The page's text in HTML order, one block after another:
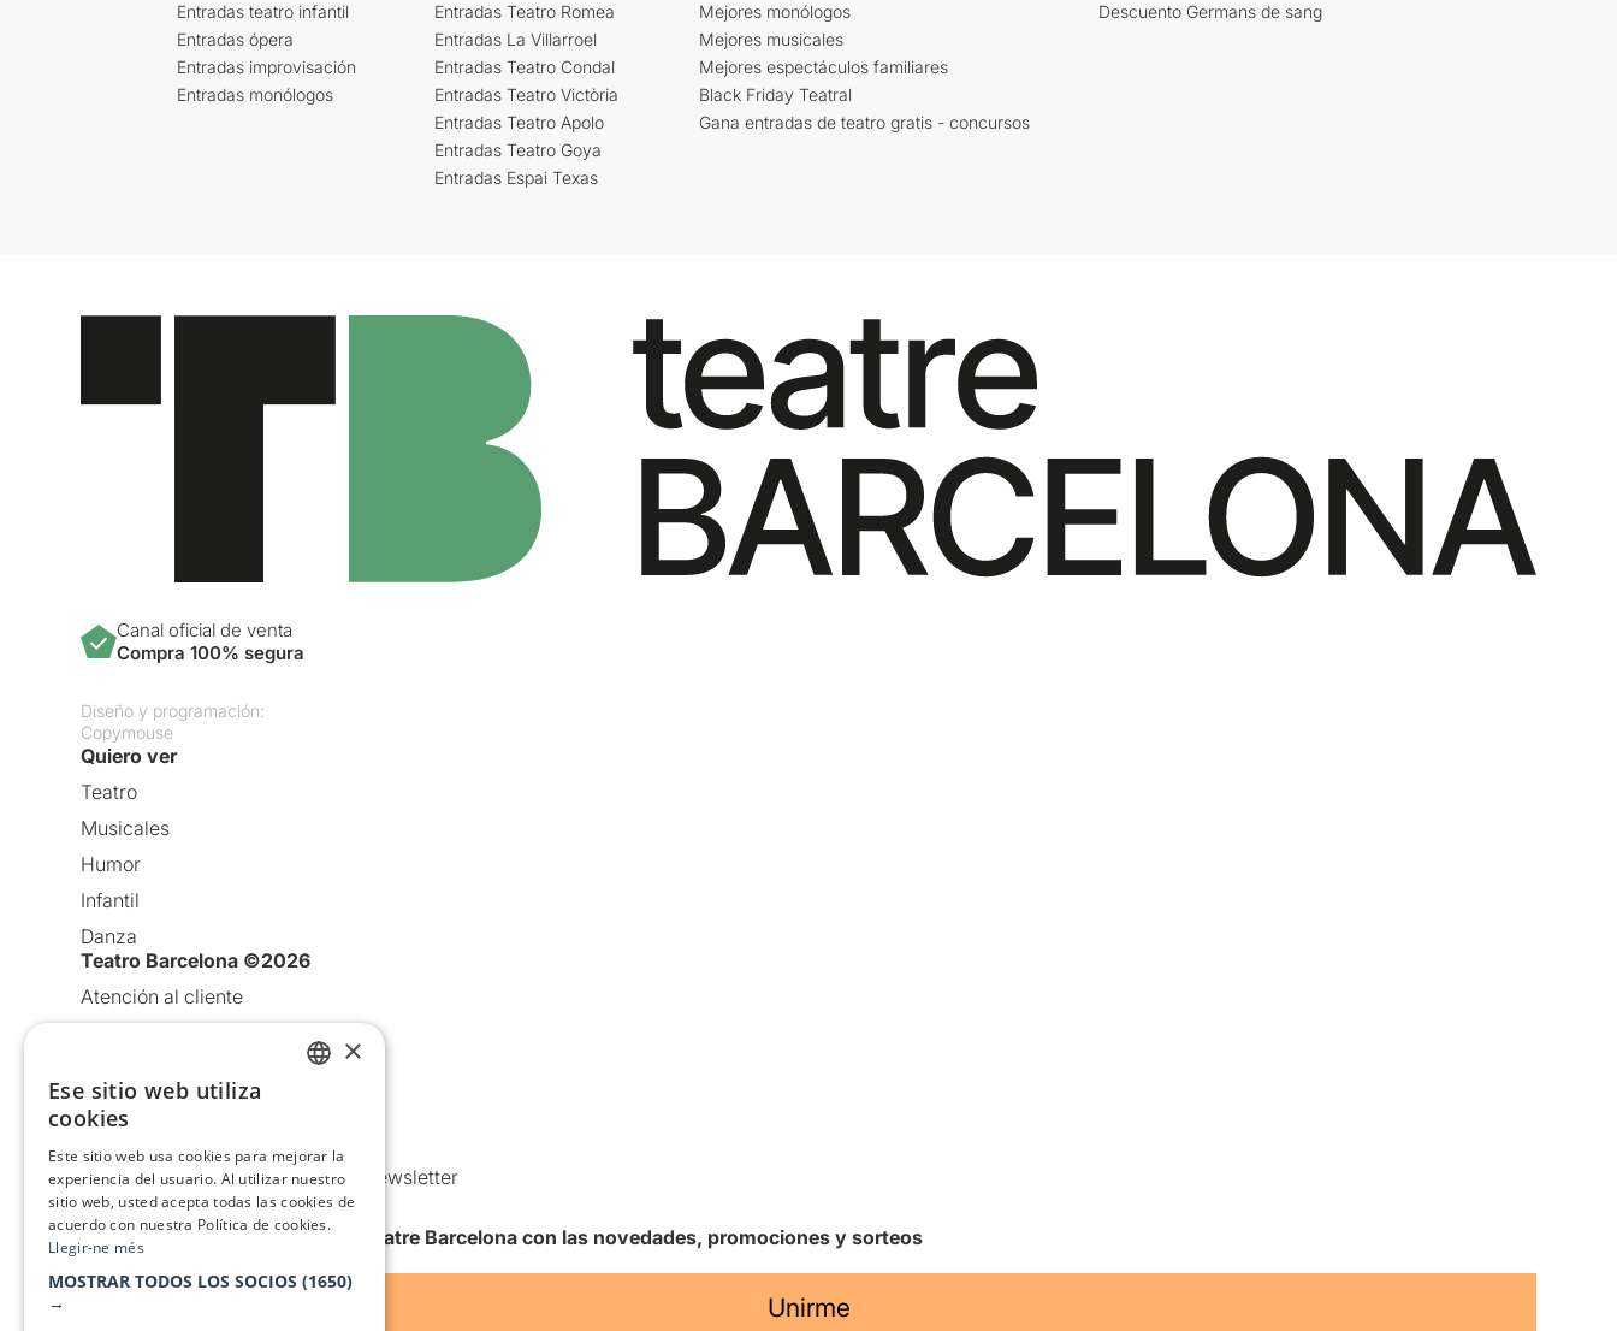
Entradas teatro infantil
Entradas ópera
Entradas improvisación
Entradas monólogos
Entradas Teatro Romea
Entradas La Villarroel
Entradas Teatro Condal
Entradas Teatro Victòria
Entradas Teatro Apolo
Entradas Teatro Goya
Entradas Espai Texas
Mejores monólogos
Mejores musicales
Mejores espectáculos familiares
Black Friday Teatral
Gana entradas de teatro gratis - concursos
Descuento Germans de sang
Canal oficial de venta
Compra 100% segura
Diseño y programación:
Copymouse
Quiero ver
Teatro
Musicales
Humor
Infantil
Danza
Teatro Barcelona ©2026
Atención al cliente
Política de Cookies
Comunicaciones comerciales y Newsletter
Anuncia’t
Quiero recibir la newsletter de Teatre Barcelona con las novedades, promociones y sorteos
Unirme
×
Ese sitio web utiliza
cookies
Este sitio web usa cookies para mejorar la
experiencia del usuario. Al utilizar nuestro
sitio web, usted acepta todas las cookies de
acuerdo con nuestra Política de cookies.
Llegir-ne més
MOSTRAR TODOS LOS SOCIOS (1650)
→